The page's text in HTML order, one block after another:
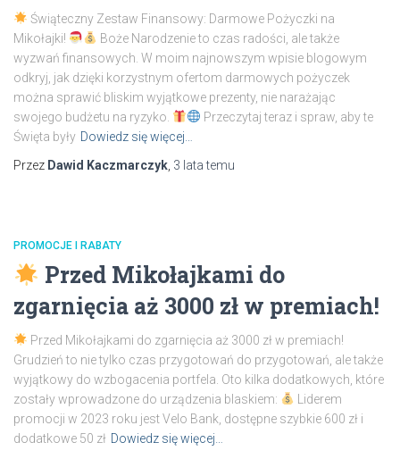
Świąteczny Zestaw Finansowy: Darmowe Pożyczki na
Mikołajki!
Boże Narodzenie to czas radości, ale także
wyzwań finansowych. W moim najnowszym wpisie blogowym
odkryj, jak dzięki korzystnym ofertom darmowych pożyczek
można sprawić bliskim wyjątkowe prezenty, nie narażając
swojego budżetu na ryzyko.
Przeczytaj teraz i spraw, aby te
Święta były Dowiedz się więcej…
Przez Dawid Kaczmarczyk 3 latatemu
PROMOCJE I RABATY
Przed Mikołajkami do
zgarnięcia aż 3000 zł w premiach!
Przed Mikołajkami do zgarnięcia aż 3000 zł w premiach!
Grudzień to nie tylko czas przygotowań do przygotowań, ale także
wyjątkowy do wzbogacenia portfela. Oto kilka dodatkowych, które
zostały wprowadzone do urządzenia blaskiem:
Liderem
promocji w 2023 roku jest Velo Bank, dostępne szybkie 600 zł i
dodatkowe 50 zł Dowiedz się więcej…